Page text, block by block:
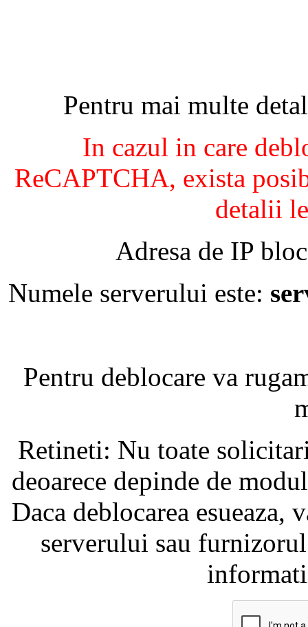
Pentru mai multe
In cazul in care
ReCAPTCHA, exista
detalii
Adresa de IP
Numele serverului este:
Pentru deblocare va
Retineti: Nu toate
deoarece depinde de
Daca deblocarea
serverului sau